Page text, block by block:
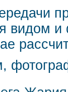
видом